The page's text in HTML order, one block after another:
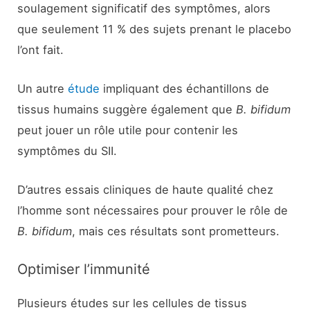
soulagement significatif des symptômes, alors
que seulement 11 % des sujets prenant le placebo
l’ont fait.
Un autreétude impliquant des échantillons de
tissus humains suggère également que B. bifidum
peut jouer un rôle utile pour contenir les
symptômes du SII.
D’autres essais cliniques de haute qualité chez
l’homme sont nécessaires pour prouver le rôle de
B. bifidum, mais ces résultats sont prometteurs.
Optimiser l’immunité
Plusieurs études sur les cellules de tissus